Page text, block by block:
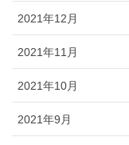
2021年12月
2021年11月
2021年10月
2021年9月